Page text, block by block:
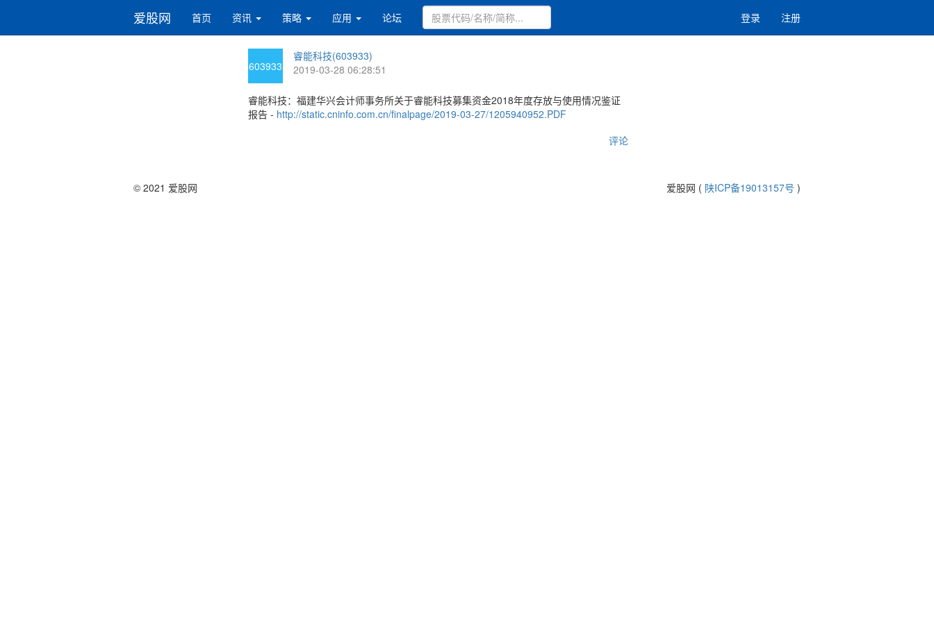
爱股网 首页 资讯 策略 应用 论坛 登录 注册
603933
睿能科技(603933)
2019-03-28 06:28:51
睿能科技：福建华兴会计师事务所关于睿能科技募集资金2018年度存放与使用情况鉴证
报告 - http://static.cninfo.com.cn/finalpage/2019-03-27/1205940952.PDF
评论
© 2021 爱股网 爱股网 ( 陕ICP备19013157号 )